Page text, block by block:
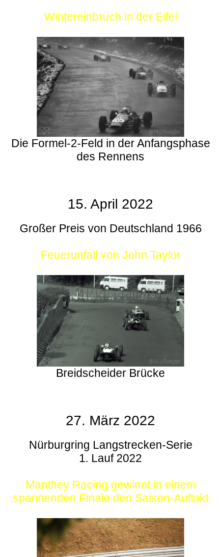
Wintereinbruch in der Eifel
Die Formel-2-Feld in der Anfangsphase
des Rennens
15. April 2022
Großer Preis von Deutschland 1966
Feuerunfall von John Taylor
Breidscheider Brücke
27. März 2022
Nürburgring Langstrecken-Serie
1. Lauf 2022
Manthey Racing gewinnt in einem
spannenden Finale den Saison-Auftakt